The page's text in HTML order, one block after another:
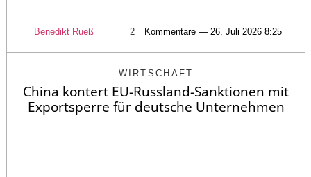
Benedikt Rueß 2 Kommentare — 26. Juli 2026 8:25
WIRTSCHAFT
China kontert EU-Russland-Sanktionen mit
Exportsperre für deutsche Unternehmen